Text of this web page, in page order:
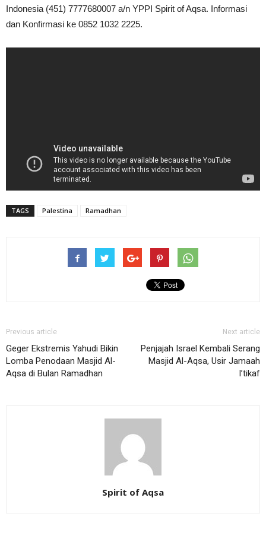
Indonesia (451) 7777680007 a/n YPPI Spirit of Aqsa. Informasi
dan Konfirmasi ke 0852 1032 2225.
TAGS Palestina Ramadhan
Previous article
Geger Ekstremis Yahudi Bikin
Lomba Penodaan Masjid Al-
Aqsa di Bulan Ramadhan
Next article
Penjajah Israel Kembali Serang
Masjid Al-Aqsa, Usir Jamaah
I’tikaf
Spirit of Aqsa